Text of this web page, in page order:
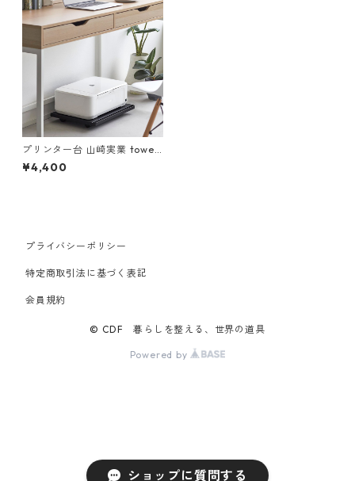
ショップに質問する
プリンター台 山崎実業 tower
タワー プリンターラック キャ
スター付き ブラック
¥4,400
プライバシーポリシー
特定商取引法に基づく表記
会員規約
© CDF 暮らしを整える、世界の道具
Powered by